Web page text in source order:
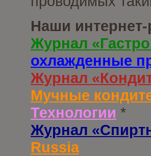
Наши
Журнал
охлажденные
Журнал
Мучные
Технологии *
Журнал
Russia